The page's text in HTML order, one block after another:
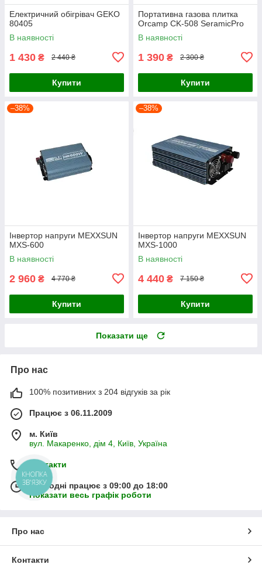
Електричний обігрівач GEKO
80405
В наявності
1 430 ₴ 2 440 ₴
Купити
Портативна газова плитка
Orcamp CK-508 SeramicPro
В наявності
1 390 ₴ 2 300 ₴
Купити
–38%
Інвертор напруги MEXXSUN
MXS-600
В наявності
2 960 ₴ 4 770 ₴
Купити
–38%
Інвертор напруги MEXXSUN
MXS-1000
В наявності
4 440 ₴ 7 150 ₴
Купити
Показати ще
Про нас
100% позитивних з 204 відгуків за рік
Працює з 06.11.2009
м. Київ
вул. Макаренко, дім 4, Київ, Україна
Контакти
Сьогодні працює з 09:00 до 18:00
Показати весь графік роботи
Про нас
Контакти
КНОПКА
ЗВ'ЯЗКУ